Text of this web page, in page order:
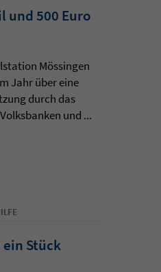
und 500 Euro
Mössingen
Jahr über eine
durch das
und ...
ein Stück